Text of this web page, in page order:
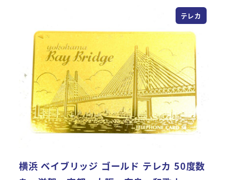
テレカ
横浜 ベイブリッジ ゴールド テレカ 50度数